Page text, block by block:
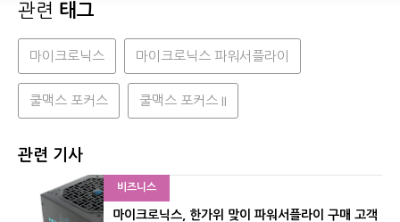
관련 태그
마이크로닉스 마이크로닉스 파워서플라이
쿨맥스 포커스 쿨맥스 포커스 II
관련 기사
비즈니스
마이크로닉스, 한가위 맞이 파워서플라이 구매 고객